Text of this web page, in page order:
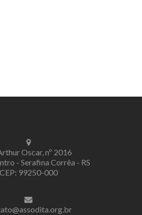
Oscar, nº 2016
- Serafina Corrêa - RS
CEP: 99250-000